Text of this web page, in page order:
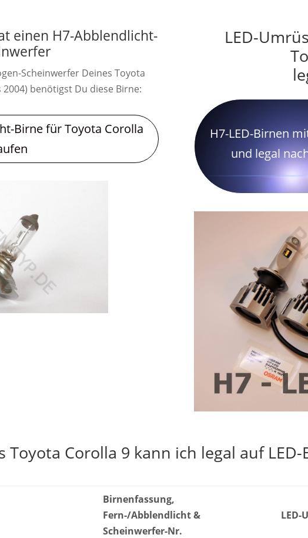
einen H7-Abblendlicht-
Scheinwerfer Deines Toyota
benötigst Du diese Birne:
Birne für Toyota Corolla
LED-
H7-LED-Birnen
und legal
Toyota Corolla 9 kann ich legal auf
Birnenfassung,
Fern-/Abblendlicht &
Scheinwerfer-Nr.
LED-